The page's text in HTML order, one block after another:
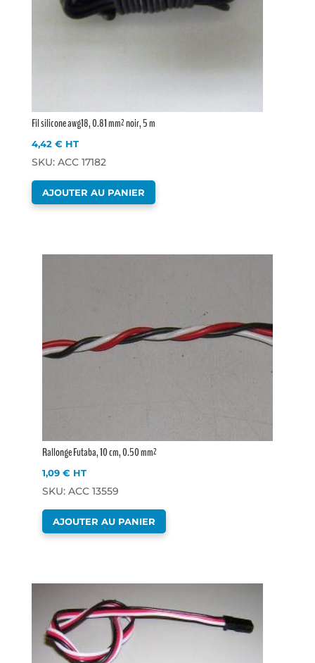
Fil silicone awg18, 0.81 mm² noir, 5 m
4,42€ HT
SKU: ACC 17182
AJOUTER AU PANIER
Rallonge Futaba, 10 cm, 0.50 mm²
1,09 € HT
SKU: ACC 13559
AJOUTER AU PANIER